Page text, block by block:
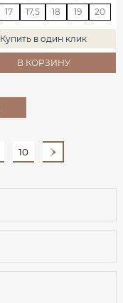
17 17,5 18 19 20
Купить в один клик
В КОРЗИНУ
10